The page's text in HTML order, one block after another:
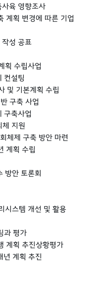
육 영향조사
계획 변경에 따른 기업
성 공표
획 수립사업
컨설팅
및 기본계획 수립
구축 사업
구축사업
지원
체제 구축 방안 마련
계획 수립
방안 토론회
시스템 개선 및 활용
과 평가
계획 추진상황평가
계획 추진